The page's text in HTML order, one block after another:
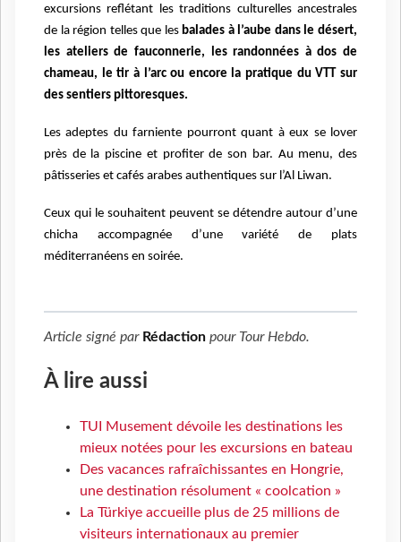
excursions reflétant les traditions culturelles ancestrales
de la région telles que lesbalades à l’aube dans le désert,
les ateliers de fauconnerie, les randonnées à dos de
chameau, le tir à l’arc ou encore la pratique du VTT sur
des sentiers pittoresques.
Les adeptes du farniente pourront quant à eux se lover
près de la piscine et profiter de son bar. Au menu, des
pâtisseries et cafés arabes authentiques sur l’Al Liwan.
Ceux qui le souhaitent peuvent se détendre autour d’une
chicha accompagnée d’une variété de plats
méditerranéens en soirée.
Article signé par Rédaction pour Tour Hebdo.
À lire aussi
TUI Musement dévoile les destinations les
mieux notées pour les excursions en bateau
Des vacances rafraîchissantes en Hongrie,
une destination résolument « coolcation »
La Türkiye accueille plus de 25 millions de
visiteurs internationaux au premier